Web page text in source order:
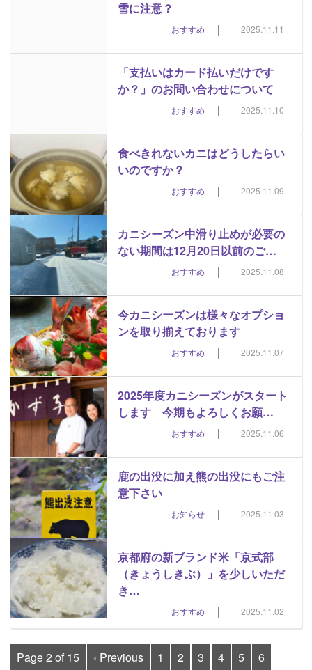
雪に注意？
おすすめ | 2025.11.11
「支払いはカード払いだけです
か？」のお問い合わせについて
おすすめ | 2025.11.10
食べきれないカニはどうしたらい
いのですか？
おすすめ | 2025.11.09
カニシーズン中滑り止めが必要の
ない期間は12月20日以前のご…
おすすめ | 2025.11.08
今カニシーズンは様々なオプショ
ンを取り揃えております
おすすめ | 2025.11.07
2025年度カニシーズンがスタート
します 今期もよろしくお願…
おすすめ | 2025.11.06
鹿の出没に加え熊の出没にもご注
意下さい
お知らせ | 2025.11.03
京都府の新ブランド米「京式部
（きょうしきぶ）」を少しいただ
き…
おすすめ | 2025.11.02
Page 2 of 15 ‹ Previous 1 2 3 4 5
6